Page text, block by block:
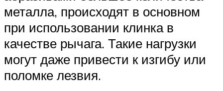
металла, происходят в основном
при использовании клинка в
качестве рычага. Такие нагрузки
могут даже привести к изгибу или
поломке лезвия.